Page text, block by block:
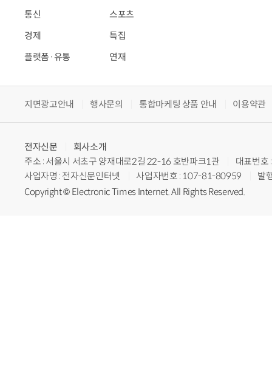
통신
경제
플랫폼·유통
스포츠
특집
연재
지면광고안내 행사문의 통합마케팅 상품 안내 이용약관
전자신문
회사소개
주소 : 서울시 서초구 양재대로2길 22-16 호반파크1관
대표번
사업자명 : 전자신문인터넷
사업자번호 : 107-81-80959
발
Copyright © Electronic Times Internet. All Rights Reserved.